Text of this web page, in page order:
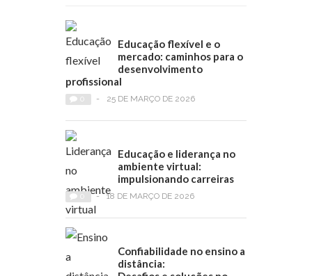
Educação flexível e o
mercado: caminhos para o
desenvolvimento
profissional
- 25 DE MARÇO DE 2026
Educação e liderança no
ambiente virtual:
impulsionando carreiras
- 18 DE MARÇO DE 2026
Confiabilidade no ensino a
distância: